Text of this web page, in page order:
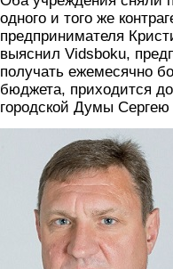
одного и того же
предпринимателя
выяснил Vidsboku,
получать ежемесячно
бюджета, приходится
городской Думы